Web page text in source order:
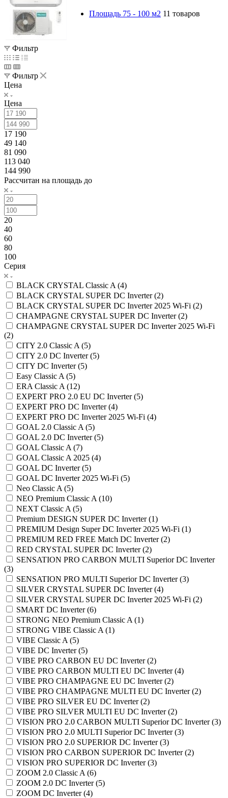
Площадь 75 - 100 м2 11 товаров
Фильтр
Фильтр
Цена
Цена
17 190
49 140
81 090
113 040
144 990
Рассчитан на площадь до
20
40
60
80
100
Серия
BLACK CRYSTAL Classic A (4)
BLACK CRYSTAL SUPER DC Inverter (2)
BLACK CRYSTAL SUPER DC Inverter 2025 Wi-Fi (2)
CHAMPAGNE CRYSTAL SUPER DC Inverter (2)
CHAMPAGNE CRYSTAL SUPER DC Inverter 2025 Wi-Fi
(2)
CITY 2.0 Classic A (5)
CITY 2.0 DC Inverter (5)
CITY DC Inverter (5)
Easy Classic A (5)
ERA Classic A (12)
EXPERT PRO 2.0 EU DC Inverter (5)
EXPERT PRO DC Inverter (4)
EXPERT PRO DC Inverter 2025 Wi-Fi (4)
GOAL 2.0 Classic A (5)
GOAL 2.0 DC Inverter (5)
GOAL Classic A (7)
GOAL Classic A 2025 (4)
GOAL DC Inverter (5)
GOAL DC Inverter 2025 Wi-Fi (5)
Neo Classic A (5)
NEO Premium Classic A (10)
NEXT Classic A (5)
Premium DESIGN SUPER DC Inverter (1)
PREMIUM Design Super DC Inverter 2025 Wi-Fi (1)
PREMIUM RED FREE Match DC Inverter (2)
RED CRYSTAL SUPER DC Inverter (2)
SENSATION PRO CARBON MULTI Superior DC Inverter
(3)
SENSATION PRO MULTI Superior DC Inverter (3)
SILVER CRYSTAL SUPER DC Inverter (4)
SILVER CRYSTAL SUPER DC Inverter 2025 Wi-Fi (2)
SMART DC Inverter (6)
STRONG NEO Premium Classic A (1)
STRONG VIBE Classic A (1)
VIBE Classic A (5)
VIBE DC Inverter (5)
VIBE PRO CARBON EU DC Inverter (2)
VIBE PRO CARBON MULTI EU DC Inverter (4)
VIBE PRO CHAMPAGNE EU DC Inverter (2)
VIBE PRO CHAMPAGNE MULTI EU DC Inverter (2)
VIBE PRO SILVER EU DC Inverter (2)
VIBE PRO SILVER MULTI EU DC Inverter (2)
VISION PRO 2.0 CARBON MULTI Superior DC Inverter (3)
VISION PRO 2.0 MULTI Superior DC Inverter (3)
VISION PRO 2.0 SUPERIOR DC Inverter (3)
VISION PRO CARBON SUPERIOR DC Inverter (2)
VISION PRO SUPERIOR DC Inverter (3)
ZOOM 2.0 Classic A (6)
ZOOM 2.0 DC Inverter (5)
ZOOM DC Inverter (4)